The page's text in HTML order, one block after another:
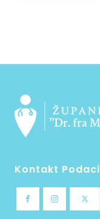
Kontakt Podaci